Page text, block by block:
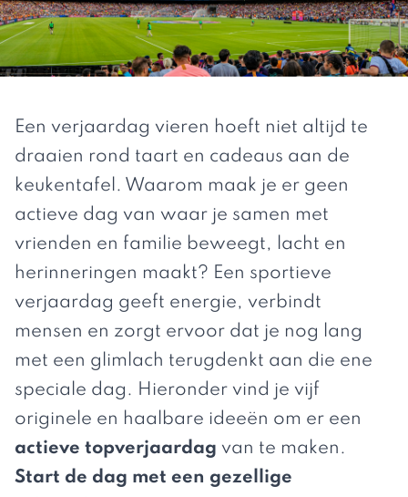
Een verjaardag vieren hoeft niet altijd te
draaien rond taart en cadeaus aan de
keukentafel. Waarom maak je er geen
actieve dag van waar je samen met
vrienden en familie beweegt, lacht en
herinneringen maakt? Een sportieve
verjaardag geeft energie, verbindt
mensen en zorgt ervoor dat je nog lang
met een glimlach terugdenkt aan die ene
speciale dag. Hieronder vind je vijf
originele en haalbare ideeën om er een
actieve topverjaardag van te maken.
Start de dag met een gezellige